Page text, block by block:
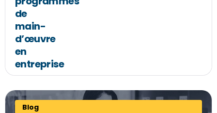
de
main-
d’œuvre
en
entreprise
Blog